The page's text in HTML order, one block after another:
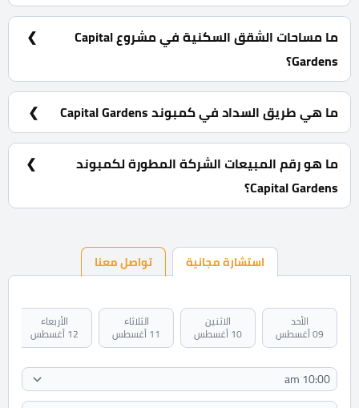
شركة Palm Hills للتطوير العقاري.
ما مساحات الشقق السكنية في مشروع Capital
Gardens؟
تبدء المساحات للغرفتين من 143 متر و الثلاث غرف من 182
متر.
ما هي طريق السداد في كمبوند Capital Gardens
قدمت بالم هيلز طرق سداد متنوعة و مرنة تصل الي 8
سنوات
ما هو رقم المبيعات الشركة المطورة لكمبوند
Capital Gardens؟
01060228884
استشارة مجانية تواصل معنا
الأحد
09 أغسطس
الاثنين
10 أغسطس
الثلاثاء
11 أغسطس
الأربعاء
12 أغسطس